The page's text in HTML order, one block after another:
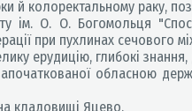
й колоректальному раку,
ім. О. О. Богомольця
при пухлинах сечового
ерудицію, глибокі знання,
обласною
кладовищі Яцево.